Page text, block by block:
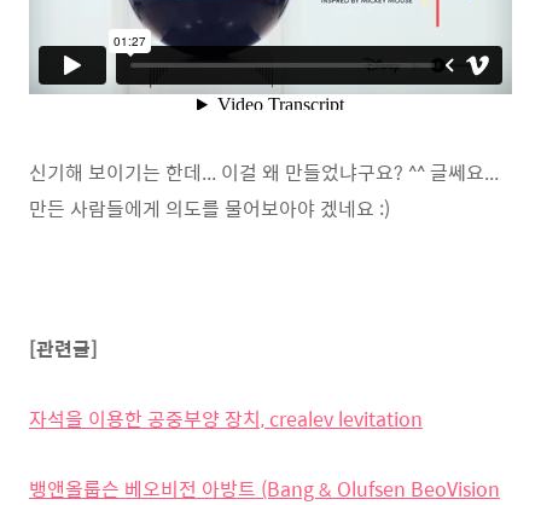
신기해 보이기는 한데... 이걸 왜 만들었냐구요? ^^ 글쎄요...
만든 사람들에게 의도를 물어보아야 겠네요 :)
[관련글]
자석을 이용한 공중부양 장치, crealev levitation
뱅앤올룹슨 베오비전 아방트 (Bang & Olufsen BeoVision